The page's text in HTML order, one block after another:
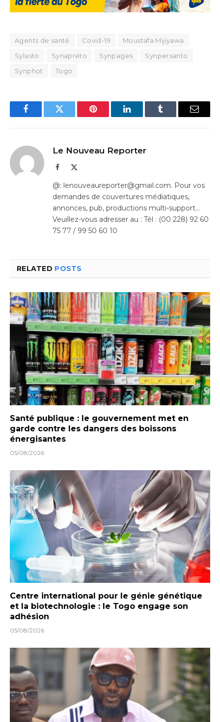
Agents de santé Covid-19
Moustafa Mijiyawa
Sylasto
Synapreto S​ynpages
Synpersanto
Synphot
Togo
FacebookTwitter Pinterest LinkedInTumblr Email
Le Nouveau Reporter
Facebook
@: lenouveaureporter@gmail.com. Pour vos
demandes de couvertures médiatiques,
annonces, pub, productions multi-support…
Veuillez-vous adresser au : Tél : (00 228) 92 60
75 77 / 99 50 60 10
RELATED POSTS
Santé publique : le gouvernement met en
garde contre les dangers des boissons
énergisantes
05/08/2026
Centre international pour le génie génétique
et la biotechnologie : le Togo engage son
adhésion
05/08/2026